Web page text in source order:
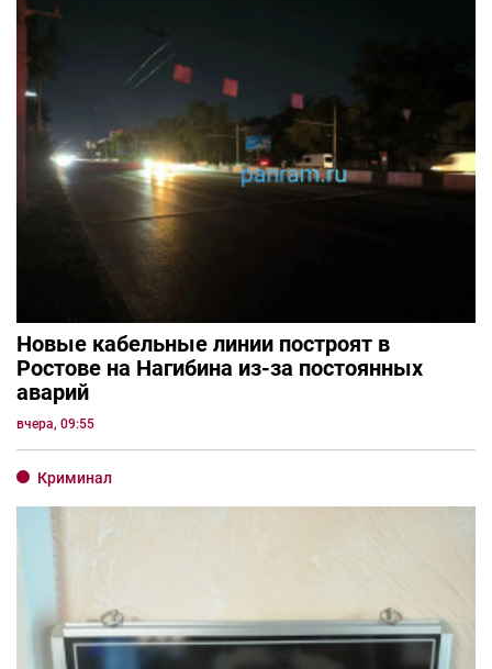
Новые кабельные линии построят в
Ростове на Нагибина из-за постоянных
аварий
вчера, 09:55
Криминал